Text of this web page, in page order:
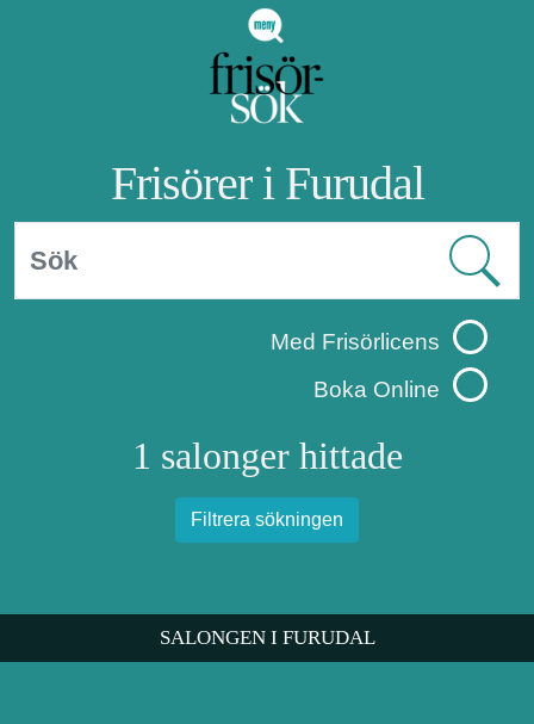
Frisörer i Furudal
Med Frisörlicens
Boka Online
1 salonger hittade
Filtrera sökningen
SALONGEN I FURUDAL